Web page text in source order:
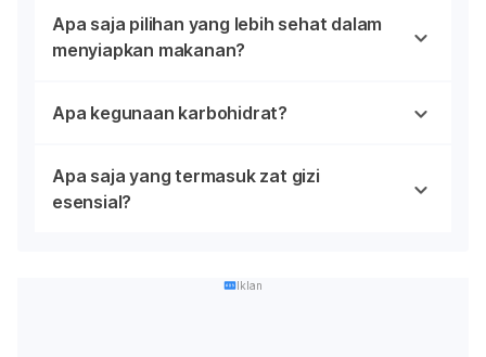
Apa saja pilihan yang lebih sehat dalam
menyiapkan makanan?
Apa kegunaan karbohidrat?
Apa saja yang termasuk zat gizi
esensial?
Iklan